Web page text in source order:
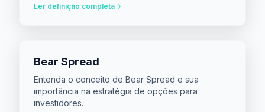
Ler definição completa
Bear Spread
Entenda o conceito de Bear Spread e sua
importância na estratégia de opções para
investidores.